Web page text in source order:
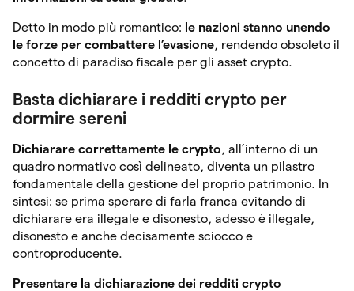
Detto in modo più romantico: le nazioni stanno unendo
le forze per combattere l’evasione, rendendo obsoleto il
concetto di paradiso fiscale per gli asset crypto.
Basta dichiarare i redditi crypto per
dormire sereni
Dichiarare correttamente le crypto, all’interno di un
quadro normativo così delineato, diventa un pilastro
fondamentale della gestione del proprio patrimonio. In
sintesi: se prima sperare di farla franca evitando di
dichiarare era illegale e disonesto, adesso è illegale,
disonesto e anche decisamente sciocco e
controproducente.
Presentare la dichiarazione dei redditi crypto